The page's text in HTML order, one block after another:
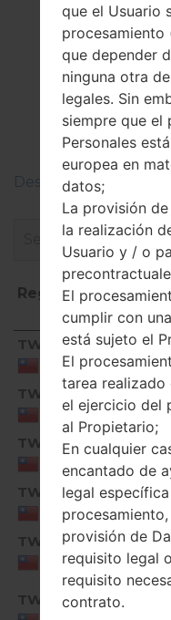
El
Descripciones de
Región Nombre
Región Nombre
TWN
Taiwan
TWN
Taiwan
TWN
Taiwan
TWN
Taiwan
TWN
Taiwan
TWN
que el Usuario
procesamiento
que depender
ninguna otra
legales. Sin
siempre que el
Personales
europea en
datos;
La provisión
la realización
Usuario y / o
El
cumplir con
está sujeto el
El
tarea realizado
el ejercicio del
al Propietario;
En cualquier
encantado de
legal
provisión de
requisito legal
requisito
contrato.